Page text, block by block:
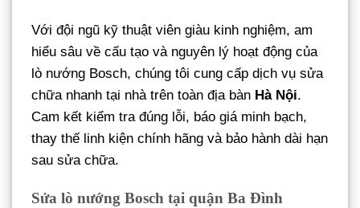
Với đội ngũ kỹ thuật viên giàu kinh nghiệm, am
hiểu sâu về cấu tạo và nguyên lý hoạt động của
lò nướng Bosch, chúng tôi cung cấp dịch vụ sửa
chữa nhanh tại nhà trên toàn địa bàn Hà Nội.
Cam kết kiểm tra đúng lỗi, báo giá minh bạch,
thay thế linh kiện chính hãng và bảo hành dài hạn
sau sửa chữa.
Sửa lò nướng Bosch tại quận Ba Đình